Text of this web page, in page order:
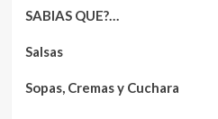
SABIAS QUE?…
Salsas
Sopas, Cremas y Cuchara